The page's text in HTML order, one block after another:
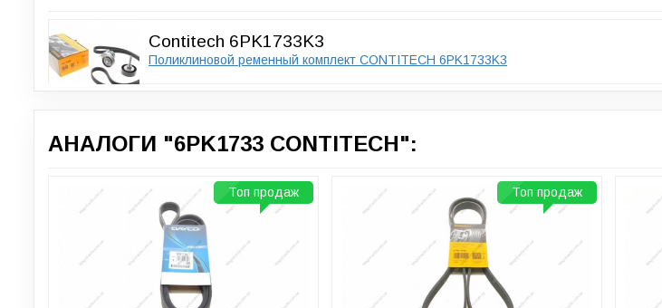
Contitech 6PK1733K3
Поликлиновой ременный комплект CONTITECH 6PK1733K3
АНАЛОГИ "6PK1733 CONTITECH":
Топ продаж Топ продаж